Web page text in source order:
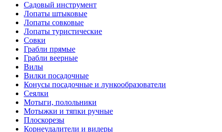
Садовый инструмент
Лопаты штыковые
Лопаты совковые
Лопаты туристические
Совки
Грабли прямые
Грабли веерные
Вилы
Вилки посадочные
Конусы посадочные и лункообразователи
Сеялки
Мотыги, полольники
Мотыжки и тяпки ручные
Плоскорезы
Корнеудалители и видеры